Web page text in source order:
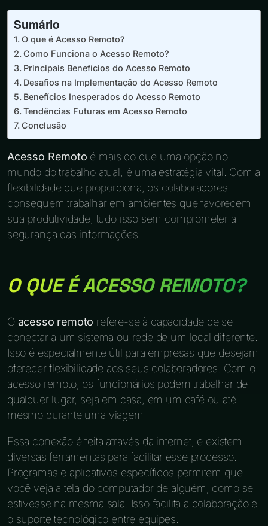
Sumário
O que é Acesso Remoto?
Como Funciona o Acesso Remoto?
Principais Benefícios do Acesso Remoto
Desafios na Implementação do Acesso Remoto
Benefícios Inesperados do Acesso Remoto
Tendências Futuras em Acesso Remoto
Conclusão
Acesso Remoto é mais do que uma opção no
mundo do trabalho atual; é uma estratégia vital. Com a
flexibilidade que proporciona, os colaboradores
conseguem trabalhar em ambientes que favorecem
sua produtividade, tudo isso sem comprometer a
segurança das informações.
O QUE É ACESSO REMOTO?
O acesso remoto refere-se à capacidade de se
conectar a um sistema ou rede de um local diferente.
Isso é especialmente útil para empresas que desejam
oferecer flexibilidade aos seus colaboradores. Com o
acesso remoto, os funcionários podem trabalhar de
qualquer lugar, seja em casa, em um café ou até
mesmo durante uma viagem.
Essa conexão é feita através da internet, e existem
diversas ferramentas para facilitar esse processo.
Programas e aplicativos específicos permitem que
você veja a tela do computador de alguém, como se
estivesse na mesma sala. Isso facilita a colaboração e
o suporte tecnológico entre equipes.